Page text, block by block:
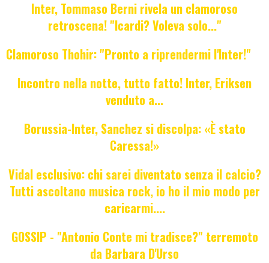
Inter, Tommaso Berni rivela un clamoroso
retroscena! "Icardi? Voleva solo..."
Clamoroso Thohir: "Pronto a riprendermi l'Inter!"
Incontro nella notte, tutto fatto! Inter, Eriksen
venduto a...
Borussia-Inter, Sanchez si discolpa: «È stato
Caressa!»
Vidal esclusivo: chi sarei diventato senza il calcio?
Tutti ascoltano musica rock, io ho il mio modo per
caricarmi....
GOSSIP - "Antonio Conte mi tradisce?" terremoto
da Barbara D'Urso